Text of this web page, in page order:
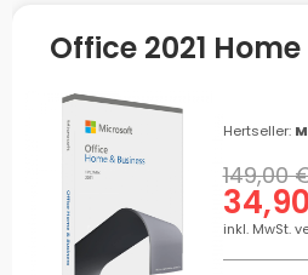
Office 2021
Hertseller:
149,00
inkl. MwSt.